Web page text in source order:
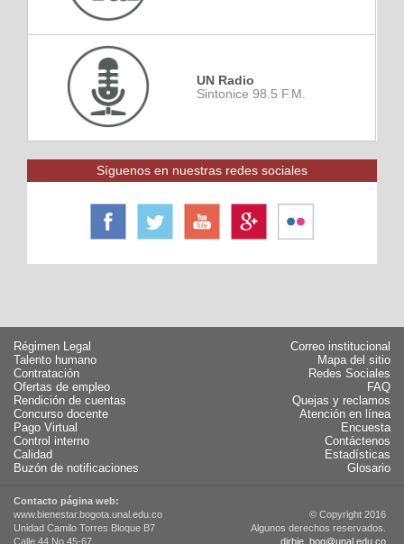
UN Radio
Sintonice 98.5 F.M.
Síguenos en nuestras redes sociales
Régimen Legal
Talento humano
Contratación
Ofertas de empleo
Rendición de cuentas
Concurso docente
Pago Virtual
Control interno
Calidad
Buzón de notificaciones
Correo institucional
Mapa del sitio
Redes Sociales
FAQ
Quejas y reclamos
Atención en línea
Encuesta
Contáctenos
Estadísticas
Glosario
Contacto página web:
www.bienestar.bogota.unal.edu.co
Unidad Camilo Torres Bloque B7
Calle 44 No 45-67
© Copyright 2016
Algunos derechos reservados.
dirbie_bog@unal.edu.co